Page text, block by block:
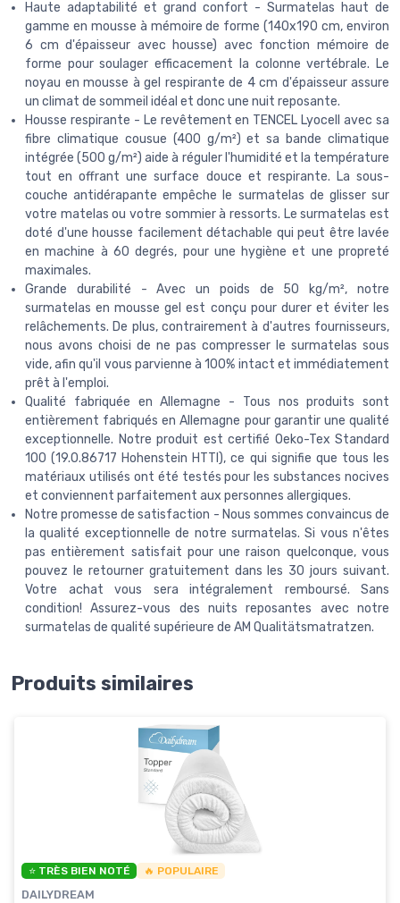
Haute adaptabilité et grand confort - Surmatelas haut de
gamme en mousse à mémoire de forme (140x190 cm, environ
6 cm d'épaisseur avec housse) avec fonction mémoire de
forme pour soulager efficacement la colonne vertébrale. Le
noyau en mousse à gel respirante de 4 cm d'épaisseur assure
un climat de sommeil idéal et donc une nuit reposante.
Housse respirante - Le revêtement en TENCEL Lyocell avec sa
fibre climatique cousue (400 g/m²) et sa bande climatique
intégrée (500 g/m²) aide à réguler l'humidité et la température
tout en offrant une surface douce et respirante. La sous-
couche antidérapante empêche le surmatelas de glisser sur
votre matelas ou votre sommier à ressorts. Le surmatelas est
doté d'une housse facilement détachable qui peut être lavée
en machine à 60 degrés, pour une hygiène et une propreté
maximales.
Grande durabilité - Avec un poids de 50 kg/m², notre
surmatelas en mousse gel est conçu pour durer et éviter les
relâchements. De plus, contrairement à d'autres fournisseurs,
nous avons choisi de ne pas compresser le surmatelas sous
vide, afin qu'il vous parvienne à 100% intact et immédiatement
prêt à l'emploi.
Qualité fabriquée en Allemagne - Tous nos produits sont
entièrement fabriqués en Allemagne pour garantir une qualité
exceptionnelle. Notre produit est certifié Oeko-Tex Standard
100 (19.0.86717 Hohenstein HTTI), ce qui signifie que tous les
matériaux utilisés ont été testés pour les substances nocives
et conviennent parfaitement aux personnes allergiques.
Notre promesse de satisfaction - Nous sommes convaincus de
la qualité exceptionnelle de notre surmatelas. Si vous n'êtes
pas entièrement satisfait pour une raison quelconque, vous
pouvez le retourner gratuitement dans les 30 jours suivant.
Votre achat vous sera intégralement remboursé. Sans
condition! Assurez-vous des nuits reposantes avec notre
surmatelas de qualité supérieure de AM Qualitätsmatratzen.
Produits similaires
⭐ TRÈS BIEN NOTÉ 🔥 POPULAIRE
DAILYDREAM